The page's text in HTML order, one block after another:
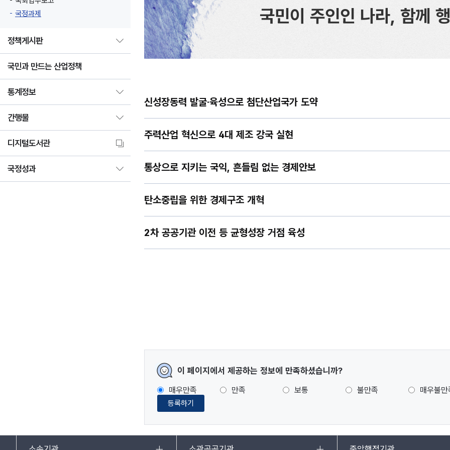
국정과제
정책게시판
국민과 만드는 산업정책
통계정보
간행물
디지털도서관
국정성과
국민이 주인인 나라, 함께
신성장동력 발굴·육성으로 첨단산업국가 도약
주력산업 혁신으로 4대 제조 강국 실현
통상으로 지키는 국익, 흔들림 없는 경제안보
탄소중립을 위한 경제구조 개혁
2차 공공기관 이전 등 균형성장 거점 육성
이 페이지에서 제공하는 정보에 만족하셨습니까?
매우만족 만족 보통 불만족 매우불만
등록하기